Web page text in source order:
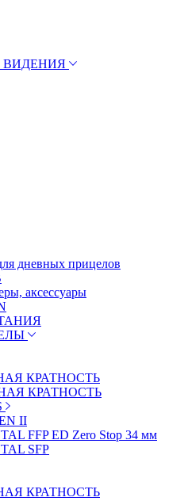
ВИДЕНИЯ
дневных прицелов
аксессуары
КРАТНОСТЬ
КРАТНОСТЬ
II
FFP ED Zero Stop 34 мм
SFP
КРАТНОСТЬ